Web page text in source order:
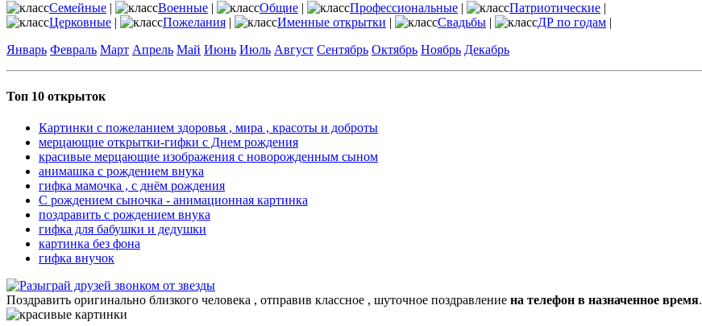
Семейные | Военные | Общие | Профессиональные | Патриотические |
Церковные | Пожелания | Именные открытки | Свадьбы | ДР по годам |
Январь Февраль Март Апрель Май Июнь Июль Август Сентябрь Октябрь Ноябрь Декабрь
Топ 10 открыток
Картинки с пожеланием здоровья , мира , красоты и доброты
мерцающие открытки-гифки с Днем рождения
красивые мерцающие изображения с новорожденным сыном
анимашка с рождением внука
гифка мамочка , с днём рождения
С рождением сыночка - анимационная картинка
поздравить с рождением внука
гифка для бабушки и дедушки
картинка без фона
гифка внучок
Поздравить оригинально близкого человека , отправив классное , шуточное поздравление на телефон в назначенное время.